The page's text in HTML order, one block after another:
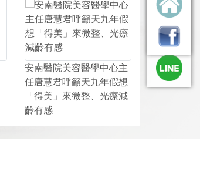
安南醫院美容醫學中心主
任唐慧君呼籲天九年假想
「得美」來微整、光療減
齡有感